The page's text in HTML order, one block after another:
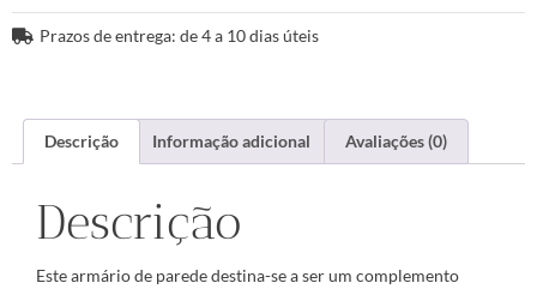
Prazos de entrega: de 4 a 10 dias úteis
Descrição Informação adicional Avaliações (0)
Descrição
Este armário de parede destina-se a ser um complemento